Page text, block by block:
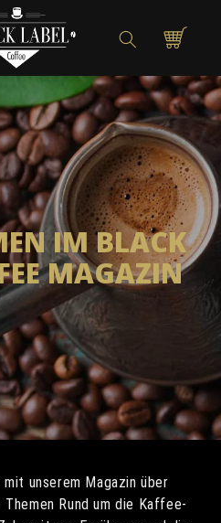
Warenkorb
IM BLACK
MAGAZIN
unserem Magazin über
Themen Rund um die Kaffee-